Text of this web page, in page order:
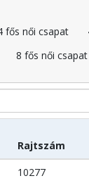
fős női csapat
8 fős női csapat
Rajtszám
10277